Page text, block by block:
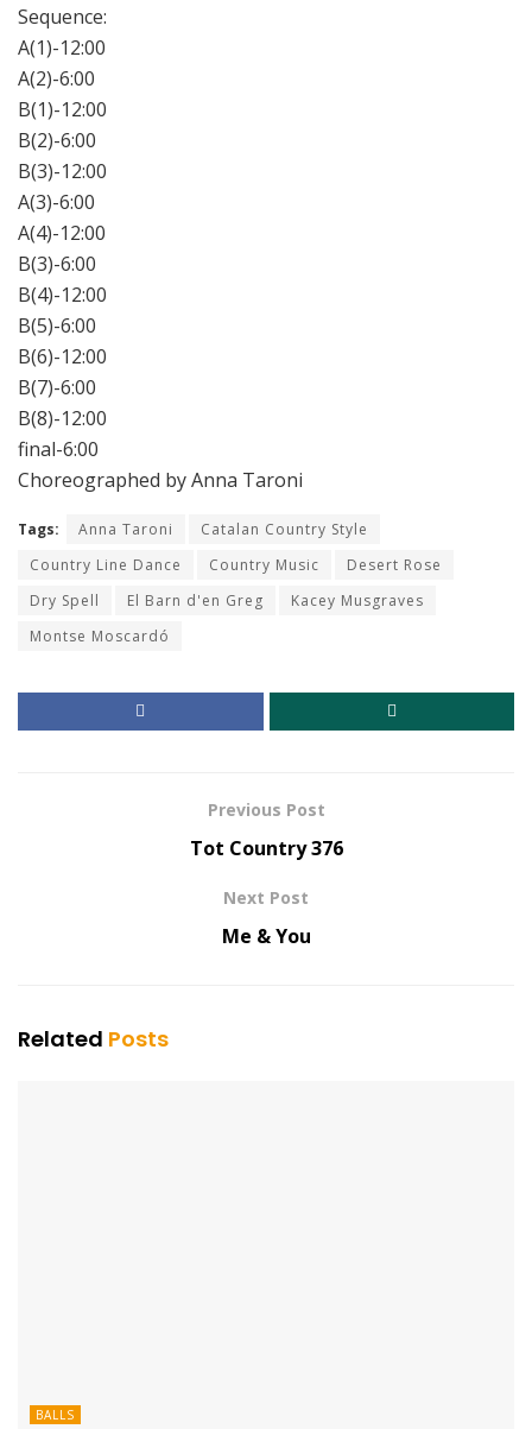
Sequence:
A(1)-12:00
A(2)-6:00
B(1)-12:00
B(2)-6:00
B(3)-12:00
A(3)-6:00
A(4)-12:00
B(3)-6:00
B(4)-12:00
B(5)-6:00
B(6)-12:00
B(7)-6:00
B(8)-12:00
final-6:00
Choreographed by Anna Taroni
Tags: Anna Taroni
Catalan Country Style
Country Line Dance
Country Music
Desert Rose
Dry Spell
El Barn d'en Greg
Kacey Musgraves
Montse Moscardó
Previous Post
Tot Country 376
Next Post
Me & You
Related Posts
BALLS